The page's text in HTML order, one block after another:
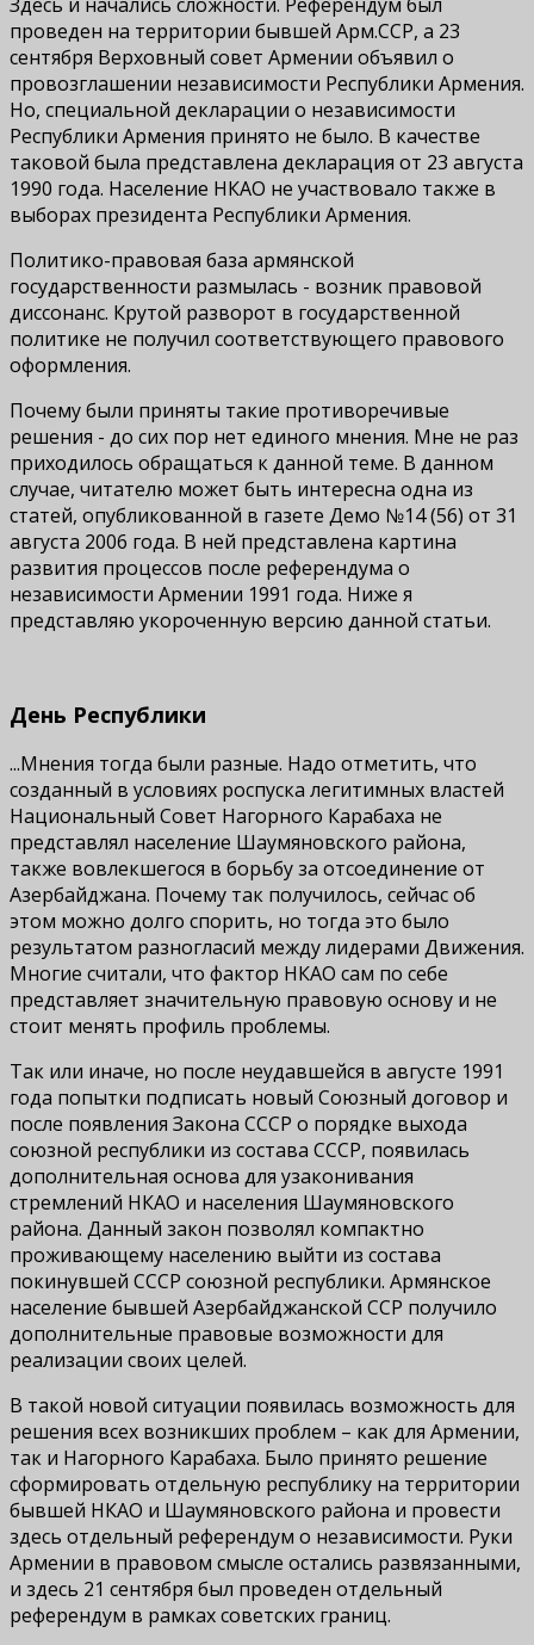
проведен на территории бывшей Арм.ССР, а 23
сентября Верховный совет Армении объявил о
провозглашении независимости Республики Армения.
Но, специальной декларации о независимости
Республики Армения принято не было. В качестве
таковой была представлена декларация от 23 августа
1990 года. Население НКАО не участвовало также в
выборах президента Республики Армения.
Политико-правовая база армянской
государственности размылась - возник правовой
диссонанс. Крутой разворот в государственной
политике не получил соответствующего правового
оформления.
Почему были приняты такие противоречивые
решения - до сих пор нет единого мнения. Мне не раз
приходилось обращаться к данной теме. В данном
случае, читателю может быть интересна одна из
статей, опубликованной в газете Демо №14 (56) от 31
августа 2006 года. В ней представлена картина
развития процессов после референдума о
независимости Армении 1991 года. Ниже я
представляю укороченную версию данной статьи.
День Республики
...Мнения тогда были разные. Надо отметить, что
созданный в условиях роспуска легитимных властей
Национальный Совет Нагорного Карабаха не
представлял население Шаумяновского района,
также вовлекшегося в борьбу за отсоединение от
Азербайджана. Почему так получилось, сейчас об
этом можно долго спорить, но тогда это было
результатом разногласий между лидерами Движения.
Многие считали, что фактор НКАО сам по себе
представляет значительную правовую основу и не
стоит менять профиль проблемы.
Так или иначе, но после неудавшейся в августе 1991
года попытки подписать новый Союзный договор и
после появления Закона СССР о порядке выхода
союзной республики из состава СССР, появилась
дополнительная основа для узаконивания
стремлений НКАО и населения Шаумяновского
района. Данный закон позволял компактно
проживающему населению выйти из состава
покинувшей СССР союзной республики. Армянское
население бывшей Азербайджанской ССР получило
дополнительные правовые возможности для
реализации своих целей.
В такой новой ситуации появилась возможность для
решения всех возникших проблем – как для Армении,
так и Нагорного Карабаха. Было принято решение
сформировать отдельную республику на территории
бывшей НКАО и Шаумяновского района и провести
здесь отдельный референдум о независимости. Руки
Армении в правовом смысле остались развязанными,
и здесь 21 сентября был проведен отдельный
референдум в рамках советских границ.